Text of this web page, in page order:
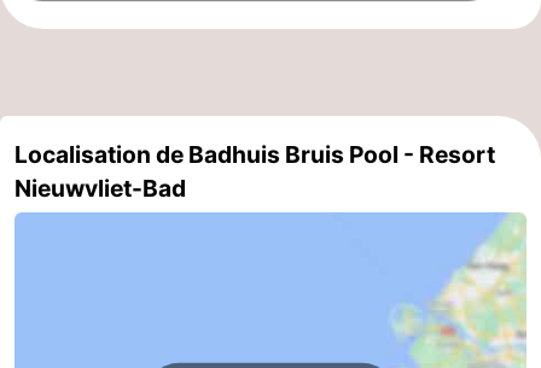
Localisation de Badhuis Bruis Pool - Resort
Nieuwvliet-Bad